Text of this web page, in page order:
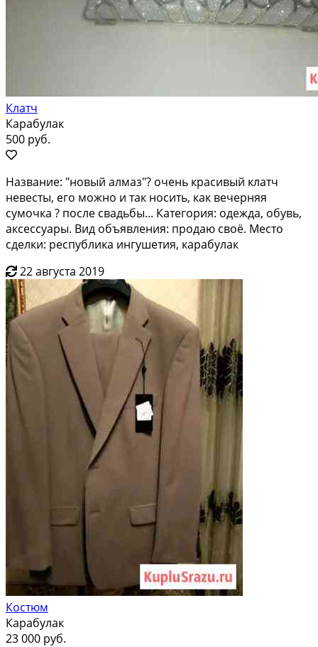
Клатч
Карабулак
500 руб.
Название: "новый алмаз"? очень красивый клатч
невесты, его можно и так носить, как вечерняя
сумочка ? после свадьбы... Категория: одежда, обувь,
аксессуары. Вид объявления: продаю своё. Место
сделки: республика ингушетия, карабулак
22 августа 2019
Костюм
Карабулак
23 000 руб.